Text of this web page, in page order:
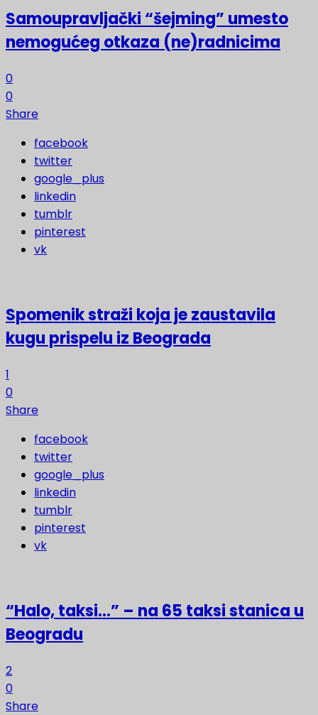
Samoupravljački “šejming” umesto
nemogućeg otkaza (ne)radnicima
0
0
Share
facebook
twitter
google_plus
linkedin
tumblr
pinterest
vk
Spomenik straži koja je zaustavila
kugu prispelu iz Beograda
1
0
Share
facebook
twitter
google_plus
linkedin
tumblr
pinterest
vk
“Halo, taksi…” – na 65 taksi stanica u
Beogradu
2
0
Share